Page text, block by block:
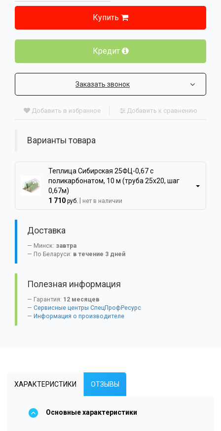
Купить
Кредит
Заказать звонок
Добавить в избранное Добавить к сравнению
Варианты товара
Теплица Сибирская 25ФЦ-0,67 с
поликарбонатом, 10 м (труба 25x20, шаг
0,67м)
1 710 руб. нет в наличии
Доставка
Минск: завтра
По Беларуси: в течение 3 дней
Полезная информация
Гарантия: 12 месяцев
Сервисные центры СпецПрофРесурс
Информация о производителе
ХАРАКТЕРИСТИКИ ОТЗЫВЫ
Основные характеристики